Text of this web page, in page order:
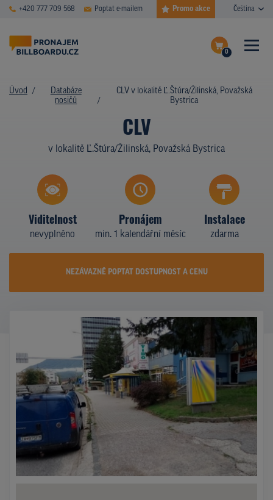
+420 777 709 568 Poptat e-mailem Promo akce Čeština
0
Dokončit poptávku
ČASTÉ DOTAZY
PLOCHY V AKCI
TYPY NOSIČŮ
Z PRAXE
PROMO AKCE
Úvod
Databáze
nosičů
CLV v lokalitě Ľ.Štúra/Žilinská, Považská
Bystrica
CLV
v lokalitě Ľ.Štúra/Žilinská, Považská Bystrica
Viditelnost
nevyplněno
Pronájem
min. 1 kalendářní měsíc
Instalace
zdarma
NEZÁVAZNĚ POPTAT DOSTUPNOST A CENU